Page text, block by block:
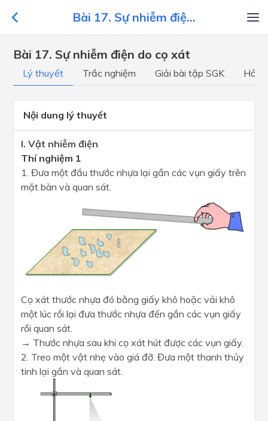
Bài 17. Sự nhiễm điệ...
Bài 17. Sự nhiễm điện do cọ xát
Lý thuyết Trắc nghiệm Giải bài tập SGK Hỏi
Nội dung lý thuyết
I. Vật nhiễm điện
Thí nghiệm 1
1. Đưa một đầu thước nhựa lại gần các vụn giấy trên
mặt bàn và quan sát.
Cọ xát thước nhựa đó bằng giấy khô hoặc vải khô
một lúc rồi lại đưa thước nhựa đến gần các vụn giấy
rồi quan sát.
→ Thước nhựa sau khi cọ xát hút được các vụn giấy.
2. Treo một vật nhẹ vào giá đỡ. Đưa một thanh thủy
tinh lại gần và quan sát.